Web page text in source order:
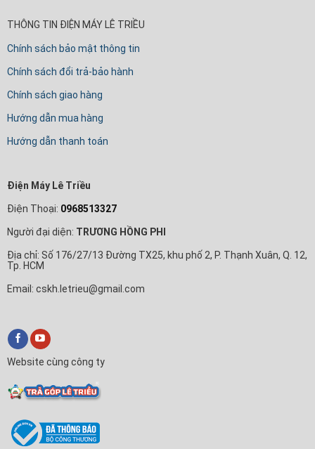
THÔNG TIN ĐIỆN MÁY LÊ TRIỀU
Chính sách bảo mật thông tin
Chính sách đổi trả-bảo hành
Chính sách giao hàng
Hướng dẫn mua hàng
Hướng dẫn thanh toán
Điện Máy Lê Triều
Điện Thoại: 0968513327
Người đại diện: TRƯƠNG HỒNG PHI
Địa chỉ: Số 176/27/13 Đường TX25, khu phố 2, P. Thạnh Xuân, Q. 12,
Tp. HCM
Email: cskh.letrieu@gmail.com
Website cùng công ty